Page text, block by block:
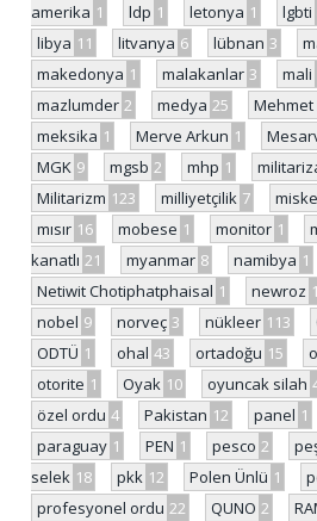
amerika 1 ldp 1 letonya 1 lgbti
libya 11 litvanya 6 lübnan 3
makedonya 1 malakanlar 3 mali
mazlumder 2 medya 25 Mehmet
meksika 1 Merve Arkun 1
MGK 9 mgsb 2 mhp 1
Militarizm 123 milliyetçilik 7
mısır 16 mobese 1 monitor 1
kanatlı 21 myanmar 8 namibya 1
Netiwit Chotiphatphaisal 1 newroz 1
nobel 9 norveç 3 nükleer 113
ODTÜ 1 ohal 43 ortadoğu 15
otorite 1 Oyak 10 oyuncak silah
özel ordu 4 Pakistan 12 panel 1
paraguay 1 PEN 1 pesco 2
selek 18 pkk 12 Polen Ünlü 1
profesyonel ordu 22 QUNO 2